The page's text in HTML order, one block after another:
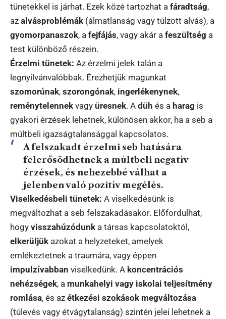
tünetekkel is járhat. Ezek közé tartozhat a fáradtság,
az alvásproblémák (álmatlanság vagy túlzott alvás), a
gyomorpanaszok, a fejfájás, vagy akár a feszültség a
test különböző részein.
Érzelmi tünetek: Az érzelmi jelek talán a
legnyilvánvalóbbak. Érezhetjük magunkat
szomorúnak, szorongónak, ingerlékenynek,
reménytelennek vagy üresnek. A düh és a harag is
gyakori érzések lehetnek, különösen akkor, ha a seb a
múltbeli igazságtalansággal kapcsolatos.
A felszakadt érzelmi seb hatására
felerősödhetnek a múltbeli negatív
érzések, és nehezebbé válhat a
jelenben való pozitív megélés.
Viselkedésbeli tünetek: A viselkedésünk is
megváltozhat a seb felszakadásakor. Előfordulhat,
hogy visszahúzódunk a társas kapcsolatoktól,
elkerüljük azokat a helyzeteket, amelyek
emlékeztetnek a traumára, vagy éppen
impulzívabban viselkedünk. A koncentrációs
nehézségek, a munkahelyi vagy iskolai teljesítmény
romlása, és az étkezési szokások megváltozása
(túlevés vagy étvágytalanság) szintén jelei lehetnek a